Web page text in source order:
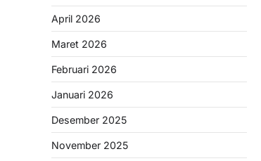
April 2026
Maret 2026
Februari 2026
Januari 2026
Desember 2025
November 2025